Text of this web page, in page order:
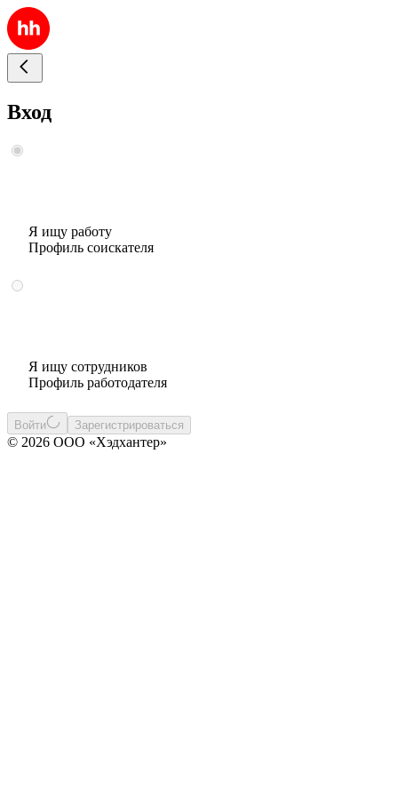
Вход
Я ищу работу
Профиль соискателя
Я ищу сотрудников
Профиль работодателя
Войти Зарегистрироваться
© 2026 ООО «Хэдхантер»